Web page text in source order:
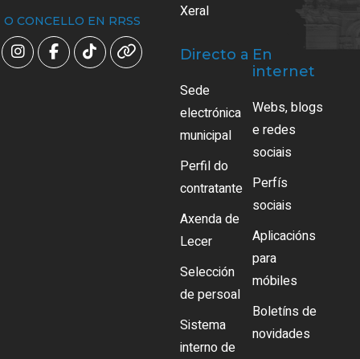
O CONCELLO EN RRSS
Xeral
Directo a
Sede
electrónica
municipal
Perfil do
contratante
Axenda de
Lecer
Selección
de persoal
Sistema
interno de
En
internet
Webs, blogs
e redes
sociais
Perfís
sociais
Aplicacións
para
móbiles
Boletíns de
novidades